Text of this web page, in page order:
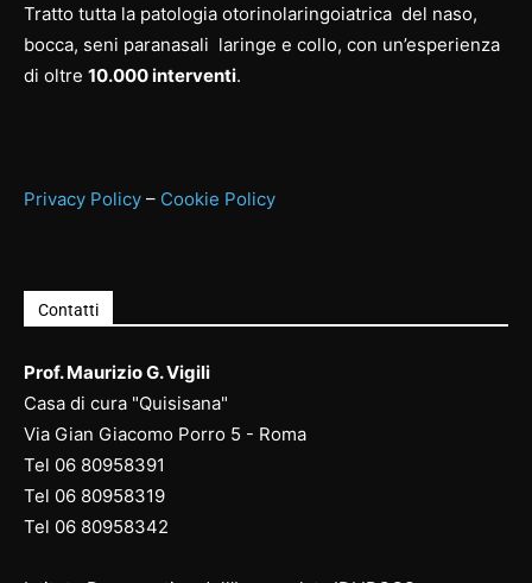
Tratto tutta la patologia otorinolaringoiatrica del naso,
bocca, seni paranasali laringe e collo, con un’esperienza
di oltre 10.000 interventi.
Privacy Policy – Cookie Policy
Contatti
Prof. Maurizio G. Vigili
Casa di cura "Quisisana"
Via Gian Giacomo Porro 5 - Roma
Tel 06 80958391
Tel 06 80958319
Tel 06 80958342